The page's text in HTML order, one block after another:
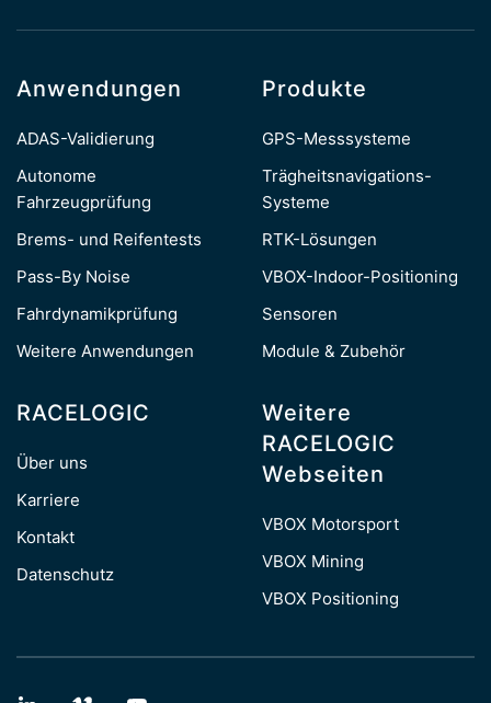
Anwendungen
ADAS-Validierung
Autonome
Fahrzeugprüfung
Brems- und Reifentests
Pass-By Noise
Fahrdynamikprüfung
Weitere Anwendungen
Produkte
GPS-Messsysteme
Trägheitsnavigations-
Systeme
RTK-Lösungen
VBOX-Indoor-Positioning
Sensoren
Module & Zubehör
RACELOGIC
Über uns
Karriere
Kontakt
Datenschutz
Weitere
RACELOGIC
Webseiten
VBOX Motorsport
VBOX Mining
VBOX Positioning